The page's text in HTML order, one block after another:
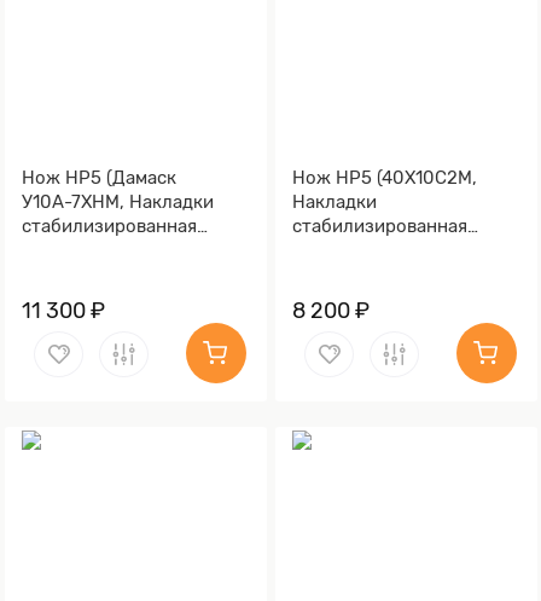
Нож НР5 (Дамаск
У10А-7ХНМ, Накладки
стабилизированная
11 300 ₽
Нож НР5 (40Х10С2М,
Накладки
стабилизированная
8 200 ₽